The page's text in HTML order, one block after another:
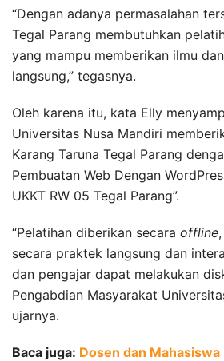
“Dengan adanya permasalahan
Tegal Parang membutuhkan
yang mampu memberikan ilmu
langsung,” tegasnya.
Oleh karena itu, kata Elly
Universitas Nusa Mandiri
Karang Taruna Tegal Parang
Pembuatan Web Dengan
UKKT RW 05 Tegal Parang”.
“Pelatihan diberikan secara offline
secara praktek langsung dan
dan pengajar dapat melakukan
Pengabdian Masyarakat
ujarnya.
Baca juga: Dosen dan